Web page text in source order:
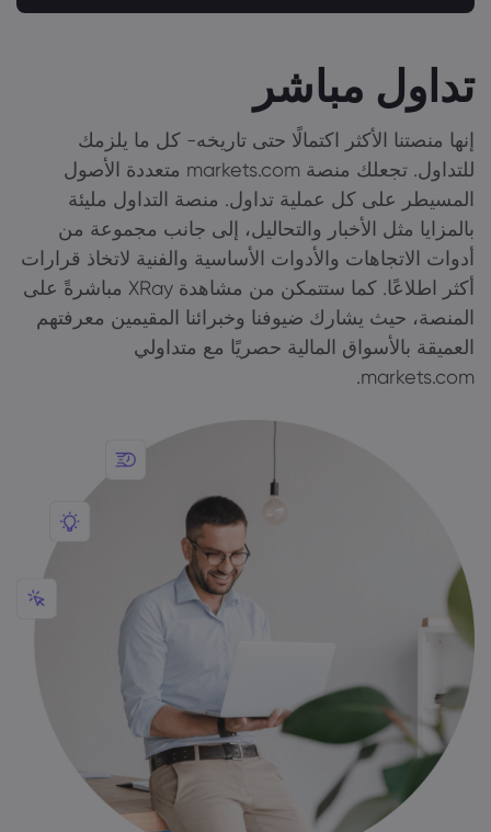
تداول مباشر
إنها منصتنا الأكثر اكتمالًا حتى تاريخه- كل ما يلزمك
للتداول. تجعلك منصة markets.com متعددة الأصول
المسيطر على كل عملية تداول. منصة التداول مليئة
بالمزايا مثل الأخبار والتحاليل، إلى جانب مجموعة من
أدوات الاتجاهات والأدوات الأساسية والفنية لاتخاذ قرارات
أكثر اطلاعًا. كما ستتمكن من مشاهدة XRay مباشرةً على
المنصة، حيث يشارك ضيوفنا وخبرائنا المقيمين معرفتهم
العميقة بالأسواق المالية حصريًا مع متداولي
markets.com.